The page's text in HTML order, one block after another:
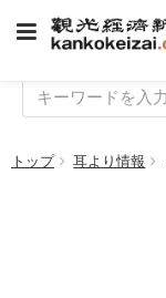
トップ 耳より情報